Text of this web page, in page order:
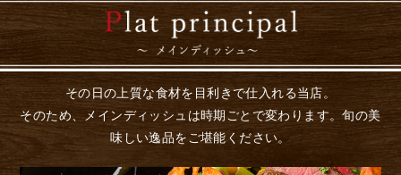
その日の上質な食材を目利きで仕入れる当店。
そのため、メインディッシュは時期ごとで変わります。旬の美
味しい逸品をご堪能ください。